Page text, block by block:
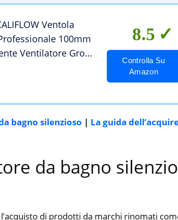
Ventola
100mm
Ventilatore Grow
Fumi, Ventola
8.5
Controlla Su
Amazon
bagno silenzioso | La guida
da bagno
di prodotti da marchi rinomati